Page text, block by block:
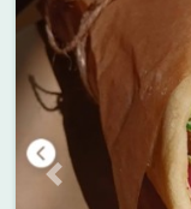
Previous